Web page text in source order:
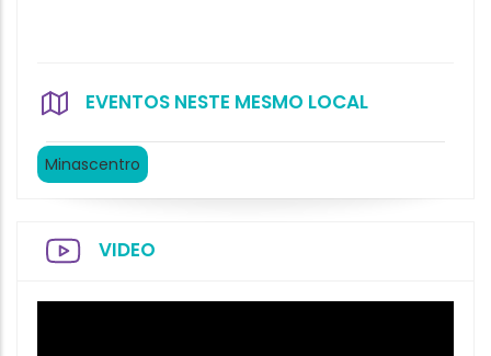
EVENTOS NESTE MESMO LOCAL
Minascentro
VIDEO